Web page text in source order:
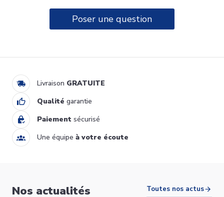
RBK 15S boiler électrique
électrique 50L Atlantic
Poser une question
Livraison GRATUITE
Qualité garantie
Paiement sécurisé
Une équipe à votre écoute
Nos actualités Toutes nos actus